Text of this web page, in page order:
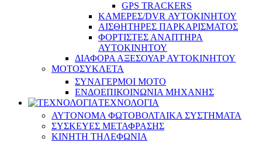
GPS TRACKERS
ΚΑΜΕΡΕΣ/DVR ΑΥΤΟΚΙΝΗΤΟΥ
ΑΙΣΘΗΤΗΡΕΣ ΠΑΡΚΑΡΙΣΜΑΤΟΣ
ΦΟΡΤΙΣΤΕΣ ΑΝΑΠΤΗΡΑ
ΑΥΤΟΚΙΝΗΤΟΥ
ΔΙΑΦΟΡΑ ΑΞΕΣΟΥΑΡ ΑΥΤΟΚΙΝΗΤΟΥ
ΜΟΤΟΣΥΚΛΕΤΑ
ΣΥΝΑΓΕΡΜΟΙ ΜΟΤΟ
ΕΝΔΟΕΠΙΚΟΙΝΩΝΙΑ ΜΗΧΑΝΗΣ
ΤΕΧΝΟΛΟΓΙΑ
ΑΥΤΟΝΟΜΑ ΦΩΤΟΒΟΛΤΑΙΚΑ ΣΥΣΤΗΜΑΤΑ
ΣΥΣΚΕΥΕΣ ΜΕΤΑΦΡΑΣΗΣ
ΚΙΝΗΤΗ ΤΗΛΕΦΩΝΙΑ